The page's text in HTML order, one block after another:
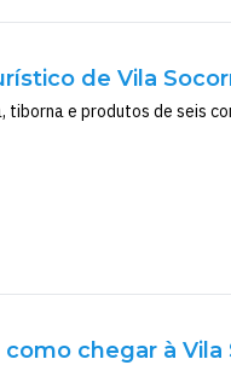
de Vila
e produtos de seis
como chegar à